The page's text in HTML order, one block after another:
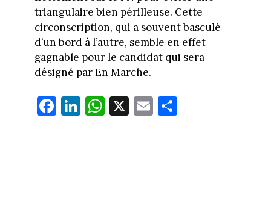
triangulaire bien périlleuse. Cette
circonscription, qui a souvent basculé
d’un bord à l’autre, semble en effet
gagnable pour le candidat qui sera
désigné par En Marche.
Fa
ce
Li
nk
W
ha
X E
m
Pa
rt